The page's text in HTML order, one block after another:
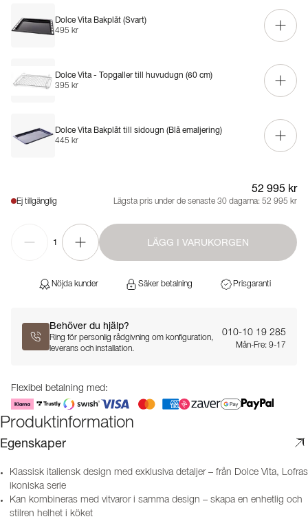
Dolce Vita Bakplåt (Svart)
495 kr
Dolce Vita - Topgaller till huvudugn (60 cm)
395 kr
Dolce Vita Bakplåt till sidougn (Blå emaljering)
445 kr
Ej tillgänglig
52 995 kr
Lägsta pris under de senaste 30 dagarna: 52 995 kr
1 LÄGG I VARUKORGEN
Nöjda kunder Säker betalning Prisgaranti
Behöver du hjälp?
Ring för personlig rådgivning om konfiguration,
leverans och installation.
010-10 19 285
Mån-Fre: 9-17
Flexibel betalning med:
Produktinformation
Egenskaper
Klassisk italiensk design med exklusiva detaljer – från Dolce Vita, Lofras
ikoniska serie
Kan kombineras med vitvaror i samma design – skapa en enhetlig och
stilren helhet i köket